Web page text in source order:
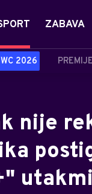
WC 2026
ZABAVA
nije